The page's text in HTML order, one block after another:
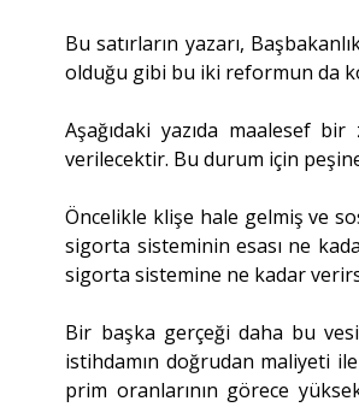
Bu satırların yazarı,
olduğu gibi bu iki reformun da
Aşağıdaki yazıda maalesef
verilecektir. Bu durum için
Öncelikle klişe hale gelmiş ve
sigorta sisteminin esası ne
sigorta sistemine ne kadar
Bir başka gerçeği daha bu
istihdamın doğrudan maliyeti
prim oranlarının görece